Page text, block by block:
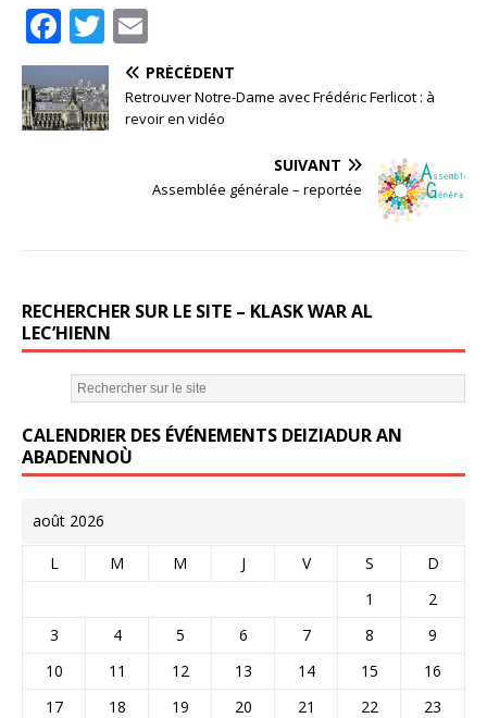
F
a
c
e
T
w
it
te
m
ai
l
PRÉCÉDENT
Retrouver Notre-Dame avec Frédéric Ferlicot : à
revoir en vidéo
SUIVANT
Assemblée générale – reportée
RECHERCHER SUR LE SITE – KLASK WAR AL
LEC’HIENN
CALENDRIER DES ÉVÉNEMENTS DEIZIADUR AN
ABADENNOÙ
août 2026
L M M J V S
D
1
2
3
4 5 6 7 8
9
10
11 12 13 14 15
16
17
18 19 20 21 22
23